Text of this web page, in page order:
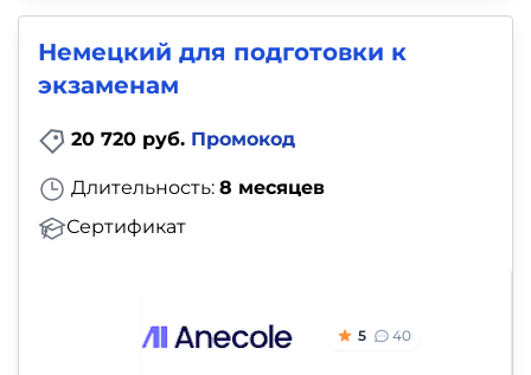
Немецкий для подготовки к
экзаменам
20 720 руб. Промокод
Длительность: 8 месяцев
Сертификат
5 40